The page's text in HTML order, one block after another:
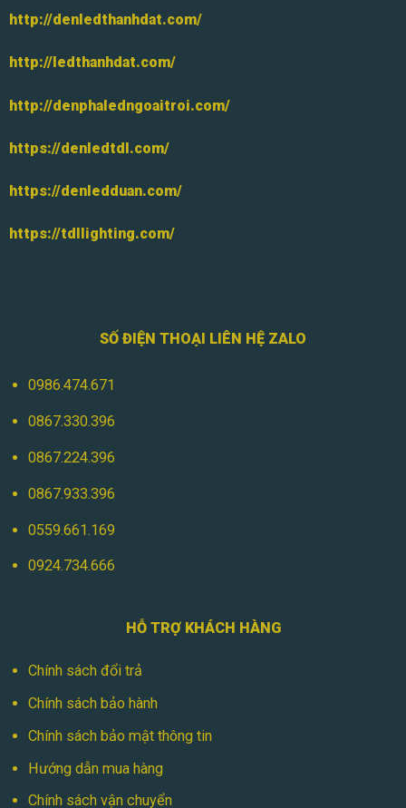
http://denledthanhdat.com/
http://ledthanhdat.com/
http://denphaledngoaitroi.com/
https://denledtdl.com/
https://denledduan.com/
https://tdllighting.com/
SỐ ĐIỆN THOẠI LIÊN HỆ ZALO
0986.474.671
0867.330.396
0867.224.396
0867.933.396
0559.661.169
0924.734.666
HỖ TRỢ KHÁCH HÀNG
Chính sách đổi trả
Chính sách bảo hành
Chính sách bảo mật thông tin
Hướng dẫn mua hàng
Chính sách vận chuyển